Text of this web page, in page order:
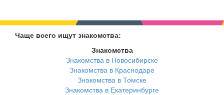
Чаще всего ищут знакомства:
Знакомства
Знакомства в Новосибирске
Знакомства в Краснодаре
Знакомства в Томске
Знакомства в Екатеринбурге